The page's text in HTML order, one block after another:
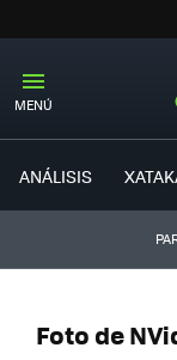
MENÚ
ANÁLISIS
Foto de